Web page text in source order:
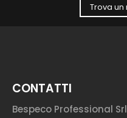
Trova
CONTATTI
Bespeco Professional Srl